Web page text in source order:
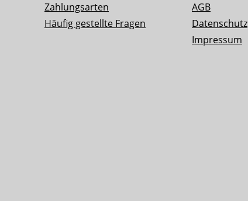
Zahlungsarten
Häufig gestellte Fragen
AGB
Datenschutz
Impressum